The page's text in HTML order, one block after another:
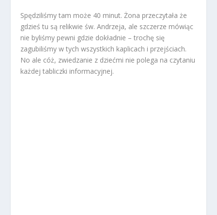
Spędziliśmy tam może 40 minut. Żona przeczytała że
gdzieś tu są relikwie św. Andrzeja, ale szczerze mówiąc
nie byliśmy pewni gdzie dokładnie – trochę się
zagubiliśmy w tych wszystkich kaplicach i przejściach.
No ale cóż, zwiedzanie z dziećmi nie polega na czytaniu
każdej tabliczki informacyjnej.